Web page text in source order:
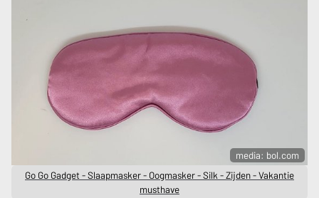
media: bol.com
Go Go Gadget - Slaapmasker - Oogmasker - Silk - Zijden - Vakantie
musthave